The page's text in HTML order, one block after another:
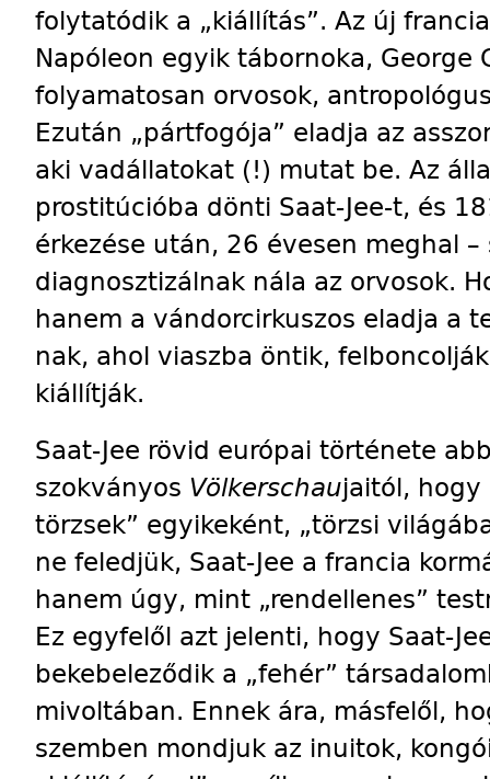
folytatódik a „kiállítás”. Az új
Napóleon egyik tábornoka, George
folyamatosan orvosok,
Ezután „pártfogója” eladja az
aki vadállatokat (!) mutat be. Az
prostitúcióba dönti Saat-Jee-t, és
érkezése után, 26 évesen meghal
diagnosztizálnak nála az orvosok.
hanem a vándorcirkuszos eladja a
nak, ahol viaszba öntik,
kiállítják.
Saat-Jee rövid európai története
szokványos Völkerschaujaitól, hogy
törzsek” egyikeként, „törzsi
ne feledjük, Saat-Jee a francia
hanem úgy, mint „rendellenes”
Ez egyfelől azt jelenti, hogy Saat-
bekebeleződik a „fehér”
mivoltában. Ennek ára, másfelől,
szemben mondjuk az inuitok,